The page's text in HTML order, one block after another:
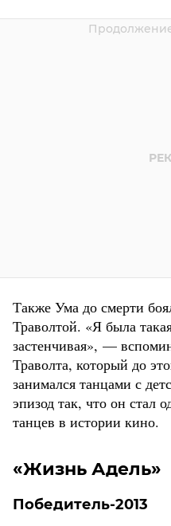
Также Ума до смерти
Траволтой. «Я была
застенчивая», —
Траволта, который до
занимался танцами с
эпизод так, что он стал
танцев в истории кино.
«Жизнь Адель»
Победитель-2013